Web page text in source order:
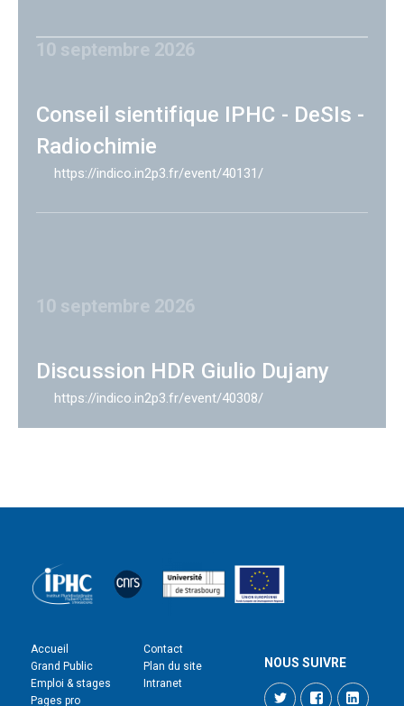
10 septembre 2026
Conseil sientifique IPHC - DeSIs -
Radiochimie
https://indico.in2p3.fr/event/40131/
10 septembre 2026
Discussion HDR Giulio Dujany
https://indico.in2p3.fr/event/40308/
Accueil
Grand Public
Emploi & stages
Pages pro
Contact
Plan du site
Intranet
NOUS SUIVRE
TwitterFacebook